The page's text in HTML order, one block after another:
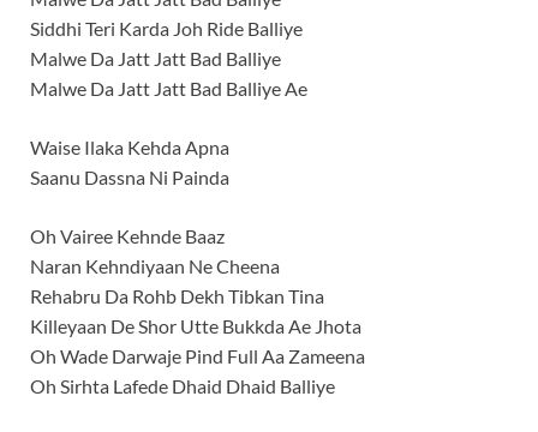
Siddhi Teri Karda Joh Ride Balliye
Malwe Da Jatt Jatt Bad Balliye
Malwe Da Jatt Jatt Bad Balliye Ae
Waise Ilaka Kehda Apna
Saanu Dassna Ni Painda
Oh Vairee Kehnde Baaz
Naran Kehndiyaan Ne Cheena
Rehabru Da Rohb Dekh Tibkan Tina
Killeyaan De Shor Utte Bukkda Ae Jhota
Oh Wade Darwaje Pind Full Aa Zameena
Oh Sirhta Lafede Dhaid Dhaid Balliye